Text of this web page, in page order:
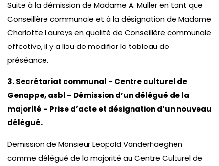
Suite à la démission de Madame A. Muller en tant que
Conseillère communale et à la désignation de Madame
Charlotte Laureys en qualité de Conseillère communale
effective, il y a lieu de modifier le tableau de
préséance.
3. Secrétariat communal – Centre culturel de
Genappe, asbl – Démission d’un délégué de la
majorité – Prise d’acte et désignation d’un nouveau
délégué.
Démission de Monsieur Léopold Vanderhaeghen
comme délégué de la majorité au Centre Culturel de